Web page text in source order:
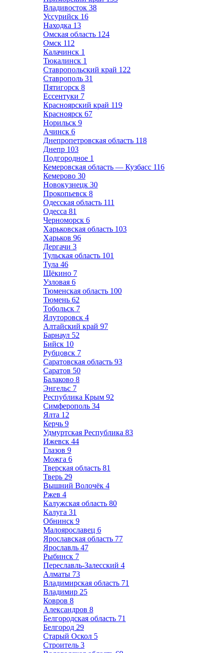
Владивосток 38
Уссурийск 16
Находка 13
Омская область 124
Омск 112
Калачинск 1
Тюкалинск 1
Ставропольский край 122
Ставрополь 31
Пятигорск 8
Ессентуки 7
Красноярский край 119
Красноярск 67
Норильск 9
Ачинск 6
Днепропетровская область 118
Днепр 103
Подгородное 1
Кемеровская область — Кузбасс 116
Кемерово 30
Новокузнецк 30
Прокопьевск 8
Одесская область 111
Одесса 81
Черноморск 6
Харьковская область 103
Харьков 96
Дергачи 3
Тульская область 101
Тула 46
Щёкино 7
Узловая 6
Тюменская область 100
Тюмень 62
Тобольск 7
Ялуторовск 4
Алтайский край 97
Барнаул 52
Бийск 10
Рубцовск 7
Саратовская область 93
Саратов 50
Балаково 8
Энгельс 7
Республика Крым 92
Симферополь 34
Ялта 12
Керчь 9
Удмуртская Республика 83
Ижевск 44
Глазов 9
Можга 6
Тверская область 81
Тверь 29
Вышний Волочёк 4
Ржев 4
Калужская область 80
Калуга 31
Обнинск 9
Малоярославец 6
Ярославская область 77
Ярославль 47
Рыбинск 7
Переславль-Залесский 4
Алматы 73
Владимирская область 71
Владимир 25
Ковров 8
Александров 8
Белгородская область 71
Белгород 29
Старый Оскол 5
Строитель 3